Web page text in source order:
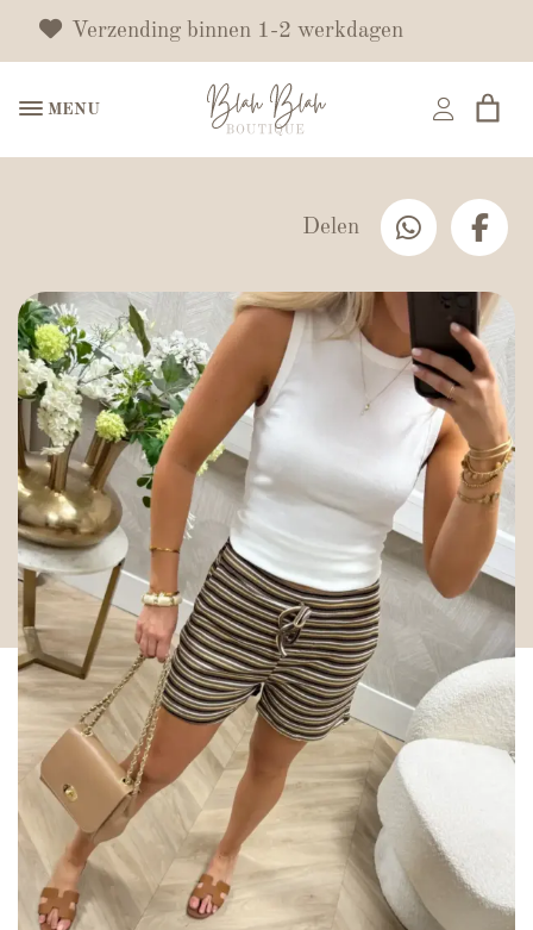
Verzending binnen 1-2 werkdagen
MENU
Delen